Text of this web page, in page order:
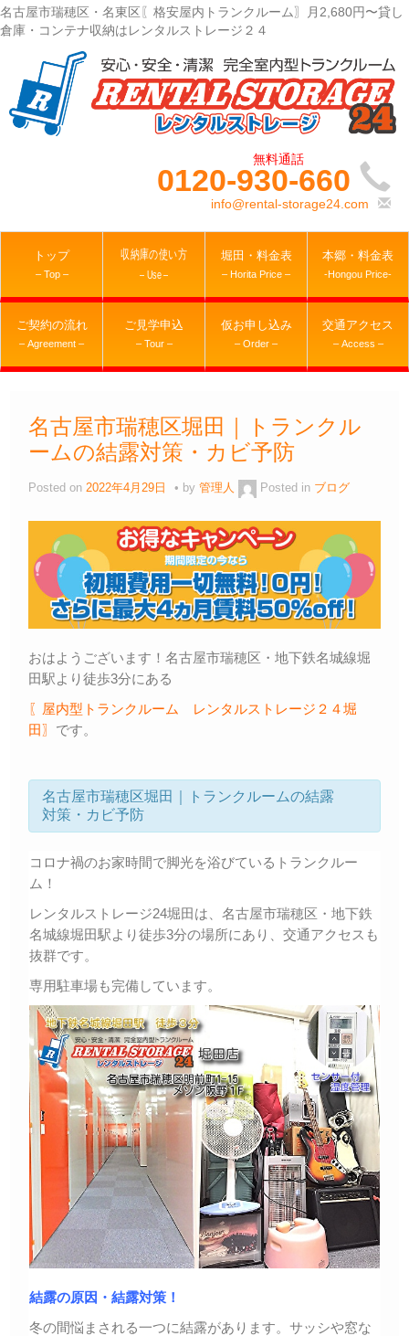
名古屋市瑞穂区・名東区〖格安屋内トランクルーム〗月2,680円〜貸し
倉庫・コンテナ収納はレンタルストレージ２４
0120-930-660
info@rental-storage24.com
トップ
– Top –
収納庫の使い方
– Use –
堀田・料金表
– Horita Price –
本郷・料金表
-Hongou Price-
ご契約の流れ
– Agreement –
ご見学申込
– Tour –
仮お申し込み
– Order –
交通アクセス
– Access –
名古屋市瑞穂区堀田｜トランクル
ームの結露対策・カビ予防
Posted on 2022年4月29日 by 管理人 Posted in ブログ
おはようございます！名古屋市瑞穂区・地下鉄名城線堀
田駅より徒歩3分にある
〖屋内型トランクルーム レンタルストレージ２４堀
田〗 です。
名古屋市瑞穂区堀田｜トランクルームの結露
対策・カビ予防
コロナ禍のお家時間で脚光を浴びているトランクルー
ム！
レンタルストレージ24堀田は、名古屋市瑞穂区・地下鉄
名城線堀田駅より徒歩3分の場所にあり、交通アクセスも
抜群です。
専用駐車場も完備しています。
結露の原因・結露対策！
冬の間悩まされる一つに結露があります。サッシや窓な